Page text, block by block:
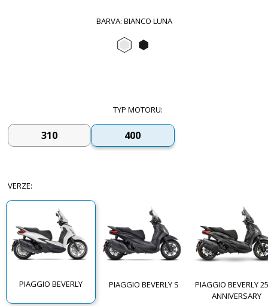
BARVA: BIANCO LUNA
Bianco Luna
TYP MOTORU:
310 400
VERZE:
PIAGGIO BEVERLY PIAGGIO BEVERLY S
PIAGGIO BEVERLY
ANNIVERSARY